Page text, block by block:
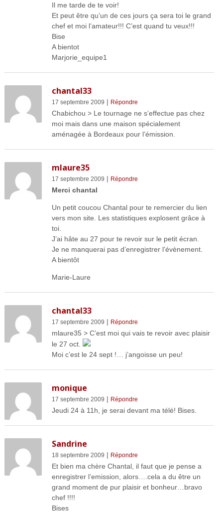
Il me tarde de te voir!
Et peut être qu’un de ces jours ça sera toi le grand
chef et moi l’amateur!!! C’est quand tu veux!!!
Bise
A bientot
Marjorie_equipe1
chantal33
17 septembre 2009 | Répondre
Chabichou > Le tournage ne s’effectue pas chez
moi mais dans une maison spécialement
aménagée à Bordeaux pour l’émission.
mlaure35
17 septembre 2009 | Répondre
Merci chantal
Un petit coucou Chantal pour te remercier du lien
vers mon site. Les statistiques explosent grâce à
toi.
J’ai hâte au 27 pour te revoir sur le petit écran.
Je ne manquerai pas d’enregistrer l’évènement.
A bientôt
Marie-Laure
chantal33
17 septembre 2009 | Répondre
mlaure35 > C’est moi qui vais te revoir avec plaisir
le 27 oct.
Moi c’est le 24 sept !… j’angoisse un peu!
monique
17 septembre 2009 | Répondre
Jeudi 24 à 11h, je serai devant ma télé! Bises.
Sandrine
18 septembre 2009 | Répondre
Et bien ma chère Chantal, il faut que je pense a
enregistrer l’emission, alors….cela a du être un
grand moment de pur plaisir et bonheur…bravo
chef !!!!
Bises